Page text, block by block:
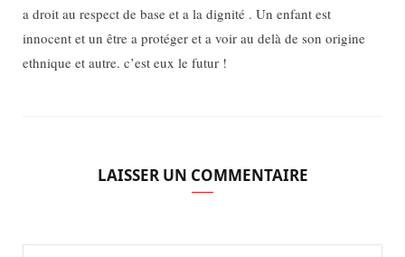
a droit au respect de base et a la dignité . Un enfant est
innocent et un être a protéger et a voir au delà de son origine
ethnique et autre. c’est eux le futur !
LAISSER UN COMMENTAIRE